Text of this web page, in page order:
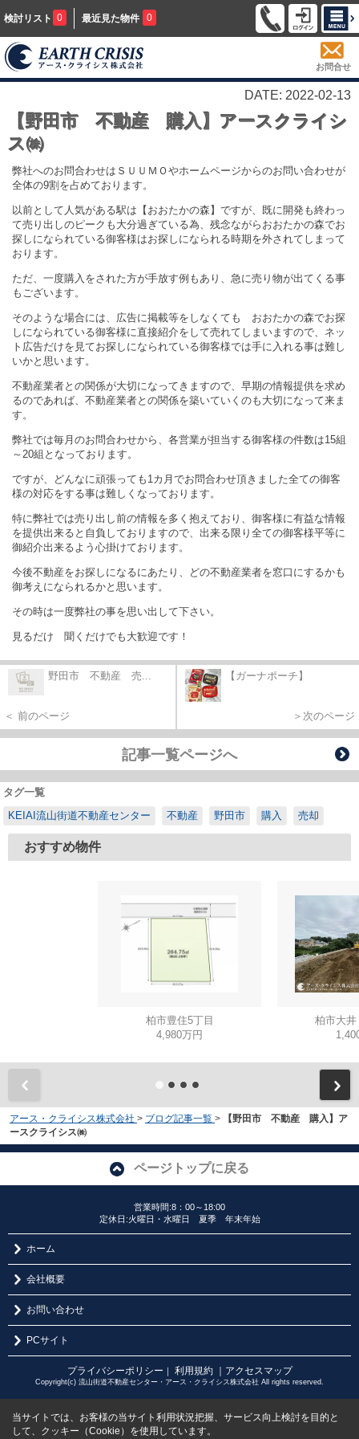
検討リスト 0 最近見た物件 0
お問合せ
DATE: 2022-02-13
【野田市 不動産 購入】アースクライシ
ス㈱
弊社へのお問合わせはＳＵＵＭＯやホームページからのお問い合わせが
全体の9割を占めております。
以前として人気がある駅は【おおたかの森】ですが、既に開発も終わっ
て売り出しのピークも大分過ぎている為、残念ながらおおたかの森でお
探しになられている御客様はお探しになられる時期を外されてしまって
おります。
ただ、一度購入をされた方が手放す例もあり、急に売り物が出てくる事
もございます。
そのような場合には、広告に掲載等をしなくても おおたかの森でお探
しになられている御客様に直接紹介をして売れてしまいますので、ネッ
ト広告だけを見てお探しになられている御客様では手に入れる事は難し
いかと思います。
不動産業者との関係が大切になってきますので、早期の情報提供を求め
るのであれば、不動産業者との関係を築いていくのも大切になって来ま
す。
弊社では毎月のお問合わせから、各営業が担当する御客様の件数は15組
～20組となっております。
ですが、どんなに頑張っても1カ月でお問合わせ頂きました全ての御客
様の対応をする事は難しくなっております。
特に弊社では売り出し前の情報を多く抱えており、御客様に有益な情報
を提供出来ると自負しておりますので、出来る限り全ての御客様平等に
御紹介出来るよう心掛けております。
今後不動産をお探しになるにあたり、どの不動産業者を窓口にするかも
御考えになられるかと思います。
その時は一度弊社の事を思い出して下さい。
見るだけ 聞くだけでも大歓迎です！
野田市 不動産 売...
＜ 前のページ
【ガーナポーチ】
＞次のページ
記事一覧ページへ
タグ一覧
KEIAI流山街道不動産センター
不動産 野田市 購入 売却
おすすめ物件
柏市豊住5丁目
4,980万円
柏市大
アース・クライシス株式会社 > ブログ記事一覧 >
【野田市 不動産 購入】ア
ースクライシス㈱
ページトップに戻る
営業時間:8：00～18:00
定休日:火曜日・水曜日 夏季 年末年始
ホーム
会社概要
お問い合わせ
PCサイト
プライバシーポリシー ｜ 利用規約 ｜アクセスマップ
Copyright(c) 流山街道不動産センター・アース・クライシス株式会社 All rights reserved.
当サイトでは、お客様の当サイト利用状況把握、サービス向上検討を目的と
して、クッキー（Cookie）を使用しています。